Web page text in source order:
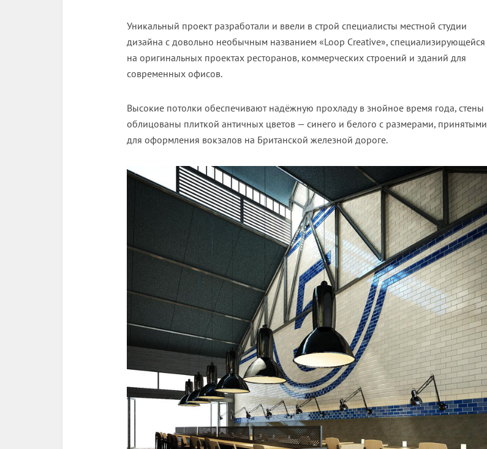
Уникальный проект разработали и ввели в строй специалисты местной студии
дизайна с довольно необычным названием «Loop Creative», специализирующейся
на оригинальных проектах ресторанов, коммерческих строений и зданий для
современных офисов.
Высокие потолки обеспечивают надёжную прохладу в знойное время года, стены
облицованы плиткой античных цветов — синего и белого с размерами, принятыми
для оформления вокзалов на Британской железной дороге.